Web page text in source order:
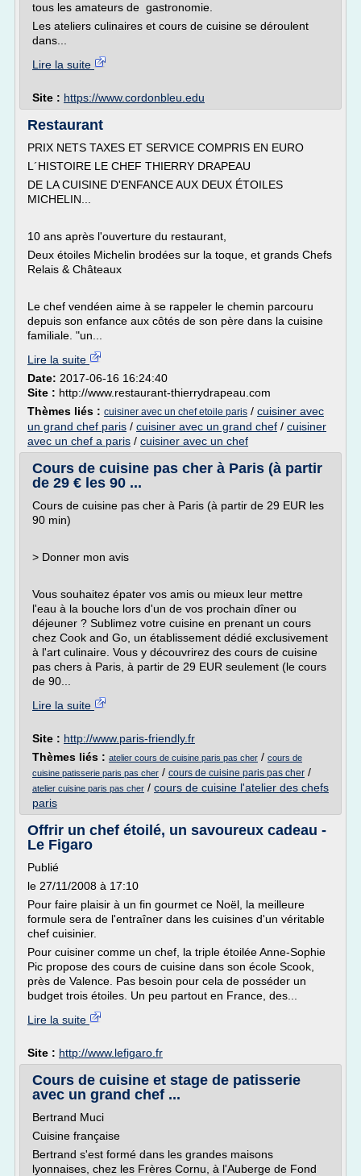
tous les amateurs de gastronomie.
Les ateliers culinaires et cours de cuisine se déroulent
dans...
Lire la suite
Site : https://www.cordonbleu.edu
Restaurant
PRIX NETS TAXES ET SERVICE COMPRIS EN EURO
L´HISTOIRE LE CHEF THIERRY DRAPEAU
DE LA CUISINE D'ENFANCE AUX DEUX ÉTOILES
MICHELIN...
10 ans après l'ouverture du restaurant,
Deux étoiles Michelin brodées sur la toque, et grands Chefs
Relais & Châteaux
Le chef vendéen aime à se rappeler le chemin parcouru
depuis son enfance aux côtés de son père dans la cuisine
familiale. "un...
Lire la suite
Date: 2017-06-16 16:24:40
Site : http://www.restaurant-thierrydrapeau.com
Thèmes liés : cuisiner avec un chef etoile paris / cuisiner avec
un grand chef paris / cuisiner avec un grand chef / cuisiner
avec un chef a paris / cuisiner avec un chef
Cours de cuisine pas cher à Paris (à partir
de 29 € les 90 ...
Cours de cuisine pas cher à Paris (à partir de 29 EUR les
90 min)
> Donner mon avis
Vous souhaitez épater vos amis ou mieux leur mettre
l'eau à la bouche lors d'un de vos prochain dîner ou
déjeuner ? Sublimez votre cuisine en prenant un cours
chez Cook and Go, un établissement dédié exclusivement
à l'art culinaire. Vous y découvrirez des cours de cuisine
pas chers à Paris, à partir de 29 EUR seulement (le cours
de 90...
Lire la suite
Site : http://www.paris-friendly.fr
Thèmes liés : atelier cours de cuisine paris pas cher / cours de
cuisine patisserie paris pas cher / cours de cuisine paris pas cher /
atelier cuisine paris pas cher / cours de cuisine l'atelier des chefs
paris
Offrir un chef étoilé, un savoureux cadeau -
Le Figaro
Publié
le 27/11/2008 à 17:10
Pour faire plaisir à un fin gourmet ce Noël, la meilleure
formule sera de l'entraîner dans les cuisines d'un véritable
chef cuisinier.
Pour cuisiner comme un chef, la triple étoilée Anne-Sophie
Pic propose des cours de cuisine dans son école Scook,
près de Valence. Pas besoin pour cela de posséder un
budget trois étoiles. Un peu partout en France, des...
Lire la suite
Site : http://www.lefigaro.fr
Cours de cuisine et stage de patisserie
avec un grand chef ...
Bertrand Muci
Cuisine française
Bertrand s'est formé dans les grandes maisons
lyonnaises, chez les Frères Cornu, à l'Auberge de Fond